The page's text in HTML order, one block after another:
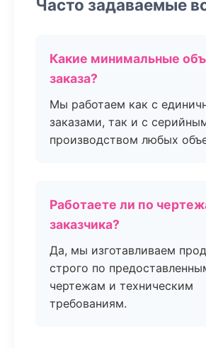
Часто задаваемые
Какие минимальные
заказа?
Мы работаем как с
заказами, так и с
производством любых
Работаете ли по
заказчика?
Да, мы изготавливаем
строго по
чертежам и техническим
требованиям.